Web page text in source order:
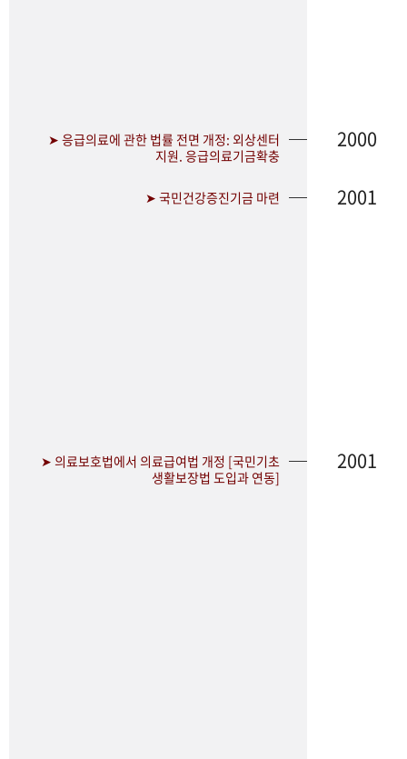
➤ 응급의료에 관한 법률 전면 개정: 외상센터
지원. 응급의료기금확충
2000
➤ 국민건강증진기금 마련 2001
➤ 의료보호법에서 의료급여법 개정 [국민기초
생활보장법 도입과 연동]
2001